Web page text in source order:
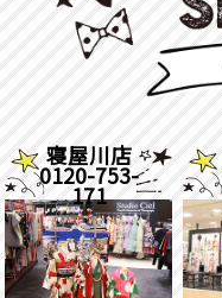
寝屋川店
0120-753-
171